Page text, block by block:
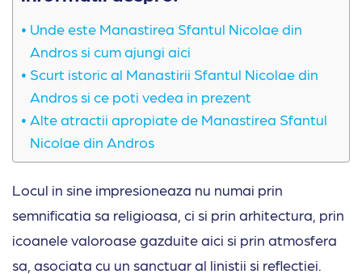
Unde este Manastirea Sfantul Nicolae din
Andros si cum ajungi aici
Scurt istoric al Manastirii Sfantul Nicolae din
Andros si ce poti vedea in prezent
Alte atractii apropiate de Manastirea Sfantul
Nicolae din Andros
Locul in sine impresioneaza nu numai prin
semnificatia sa religioasa, ci si prin arhitectura, prin
icoanele valoroase gazduite aici si prin atmosfera
sa, asociata cu un sanctuar al linistii si reflectiei.